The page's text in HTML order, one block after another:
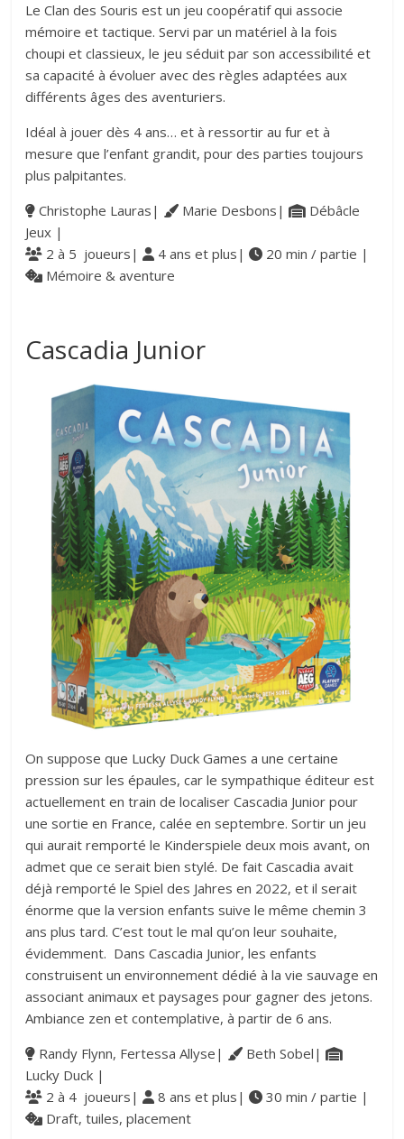
Le Clan des Souris est un jeu coopératif qui associe
mémoire et tactique. Servi par un matériel à la fois
choupi et classieux, le jeu séduit par son accessibilité et
sa capacité à évoluer avec des règles adaptées aux
différents âges des aventuriers.
Idéal à jouer dès 4 ans… et à ressortir au fur et à
mesure que l’enfant grandit, pour des parties toujours
plus palpitantes.
Christophe Lauras|
Marie Desbons|
Débâcle
Jeux |
2 à 5 joueurs|
4 ans et plus|
20 min / partie |
Mémoire & aventure
Cascadia Junior
On suppose que Lucky Duck Games a une certaine
pression sur les épaules, car le sympathique éditeur est
actuellement en train de localiser Cascadia Junior pour
une sortie en France, calée en septembre. Sortir un jeu
qui aurait remporté le Kinderspiele deux mois avant, on
admet que ce serait bien stylé. De fait Cascadia avait
déjà remporté le Spiel des Jahres en 2022, et il serait
énorme que la version enfants suive le même chemin 3
ans plus tard. C’est tout le mal qu’on leur souhaite,
évidemment. Dans Cascadia Junior, les enfants
construisent un environnement dédié à la vie sauvage en
associant animaux et paysages pour gagner des jetons.
Ambiance zen et contemplative, à partir de 6 ans.
Randy Flynn, Fertessa Allyse|
Beth Sobel|
Lucky Duck |
2 à 4 joueurs|
8 ans et plus|
30 min / partie |
Draft, tuiles, placement